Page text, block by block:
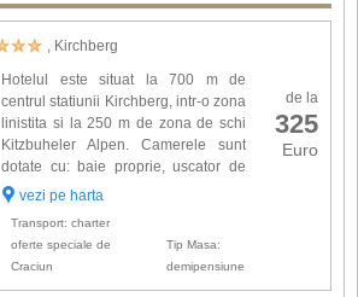
, Kirchberg
de la
325
Euro
Hotelul este situat la 700 m de
centrul statiunii Kirchberg, intr-o zona
linistita si la 250 m de zona de schi
Kitzbuheler Alpen. Camerele sunt
dotate cu: baie proprie, uscator de
par, halat de baie, minibar, telefon, Tv
vezi pe harta
Transport: charter
oferte speciale de
Craciun
Tip Masa:
demipensiune